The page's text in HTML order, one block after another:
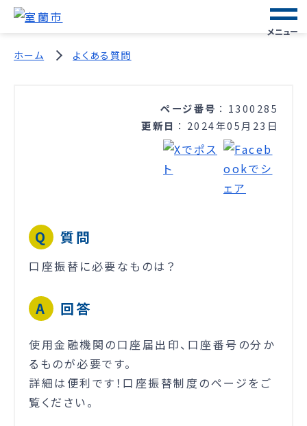
メニュー
ホーム よくある質問
ページ番号
1300285
更新日
2024年05月23日
質問
口座振替に必要なものは？
回答
使用金融機関の口座届出印、口座番号の分か
るものが必要です。
詳細は便利です！口座振替制度のページをご
覧ください。